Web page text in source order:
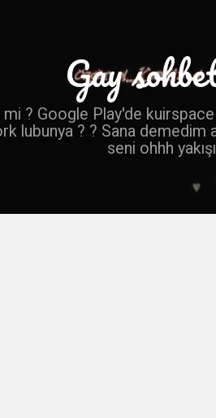
Gay
? Google Play'de kuirspace
lubunya ? ? Sana
seni ohhh